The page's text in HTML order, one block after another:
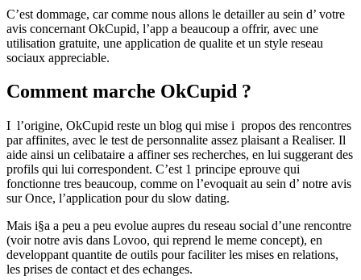
C’est dommage, car comme nous allons le detailler au sein d’ votre
avis concernant OkCupid, l’app a beaucoup a offrir, avec une
utilisation gratuite, une application de qualite et un style reseau
sociaux appreciable.
Comment marche OkCupid ?
I l’origine, OkCupid reste un blog qui mise i propos des rencontres
par affinites, avec le test de personnalite assez plaisant a Realiser. Il
aide ainsi un celibataire a affiner ses recherches, en lui suggerant des
profils qui lui correspondent. C’est 1 principe eprouve qui
fonctionne tres beaucoup, comme on l’evoquait au sein d’ notre avis
sur Once, l’application pour du slow dating.
Mais i§a a peu a peu evolue aupres du reseau social d’une rencontre
(voir notre avis dans Lovoo, qui reprend le meme concept), en
developpant quantite de outils pour faciliter les mises en relations,
les prises de contact et des echanges.